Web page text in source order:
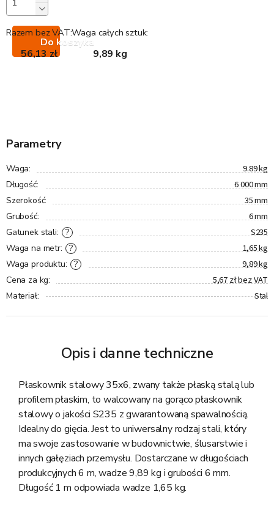
Do koszyka
Waga całych sztuk:
9,89 kg
Razem bez VAT:
56,13 zł
Parametry
Waga: 9.89 kg
Długość: 6 000 mm
Szerokość: 35 mm
Grubość: 6 mm
?
Gatunek stali: S235
?
Waga na metr: 1,65 kg
?
Waga produktu: 9,89 kg
Cena za kg: 5,67 zł bez VAT
Materiał: Stal
Opis i danne techniczne
Płaskownik stalowy 35x6, zwany także płaską stalą lub
profilem płaskim, to walcowany na gorąco płaskownik
stalowy o jakości S235 z gwarantowaną spawalnością.
Idealny do gięcia. Jest to uniwersalny rodzaj stali, który
ma swoje zastosowanie w budownictwie, ślusarstwie i
innych gałęziach przemysłu. Dostarczane w długościach
produkcyjnych 6 m, wadze 9,89 kg i grubości 6 mm.
Długość 1 m odpowiada wadze 1,65 kg.